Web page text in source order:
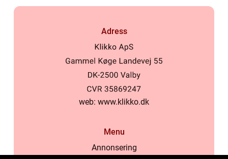
Adress
web: www.klikko.dk
Menu
Annonsering